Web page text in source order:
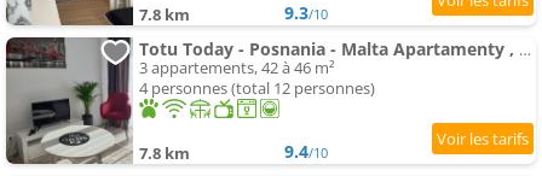
7.8 km 9.3/10
Totu Today - Posnania - Malta Apartamenty , Faktura Vat, Self Check-In, Bezpłatny Parking
3 appartements, 42 à 46 m²
4 personnes (total 12 personnes)
7.8 km 9.4/10